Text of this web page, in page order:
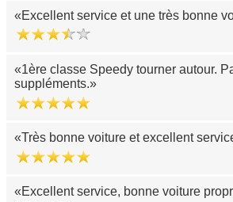
Excellent service et une très bonne
1ère classe Speedy tourner autour.
suppléments.
Très bonne voiture et excellent
Excellent service, bonne voiture